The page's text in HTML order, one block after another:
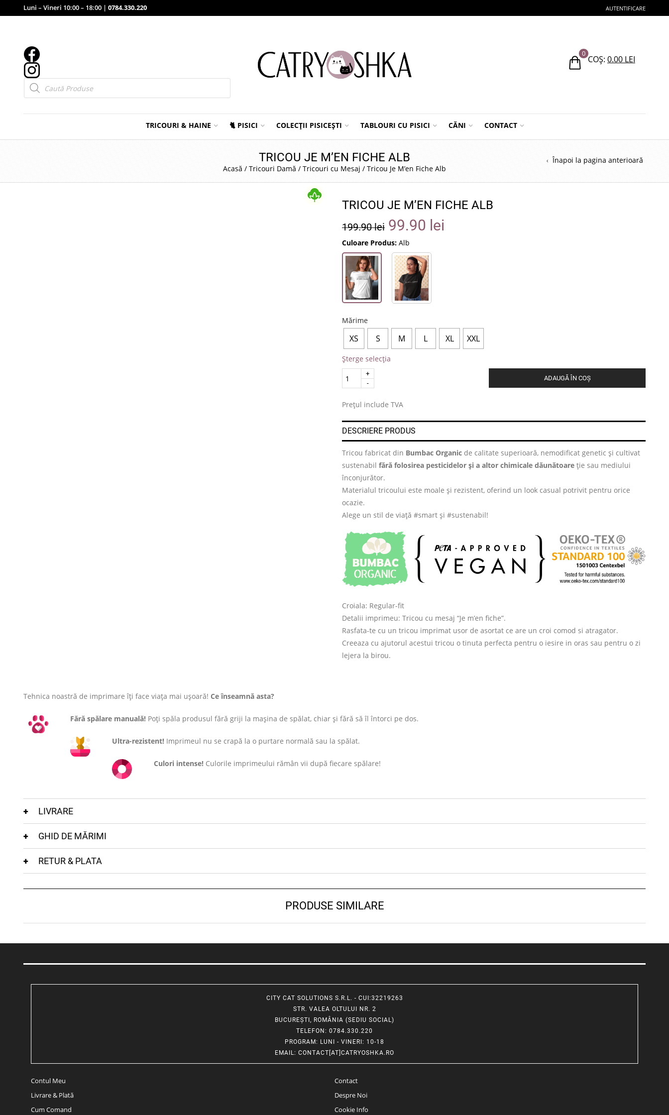
Luni – Vineri 10:00 – 18:00 | 0784.330.220 AUTENTIFICARE
Products
search
0
COȘ: 0.00 LEI
TRICOURI & HAINE 🐈 PISICI COLECȚII PISICEȘTI TABLOURI CU PISICI CĂNI CONTACT
TRICOU JE M’EN FICHE ALB
Acasă / Tricouri Damă / Tricouri cu Mesaj / Tricou Je M’en Fiche Alb
Înapoi la pagina anterioară
TRICOU JE M’EN FICHE ALB
199.90lei 99.90 lei
Culoare Produs: Alb
Mărime
XS S M L XL XXL
Șterge selecția
Quantity
ADAUGĂ ÎN COȘ
Prețul include TVA
DESCRIERE PRODUS
Tricou fabricat din Bumbac Organic de calitate superioară, nemodificat genetic și cultivat
sustenabil fără folosirea pesticidelor și a altor chimicale dăunătoare ție sau mediului
înconjurător.
Materialul tricoului este moale și rezistent, oferind un look casual potrivit pentru orice
ocazie.
Alege un stil de viață #smart și #sustenabil!
Croiala: Regular-fit
Detalii imprimeu: Tricou cu mesaj “Je m’en fiche”.
Rasfata-te cu un tricou imprimat usor de asortat ce are un croi comod si atragator.
Creeaza cu ajutorul acestui tricou o tinuta perfecta pentru o iesire in oras sau pentru o zi
lejera la birou.
Tehnica noastră de imprimare îți face viața mai ușoară! Ce înseamnă asta?
Fără spălare manuală! Poți spăla produsul fără griji la mașina de spălat, chiar și fără să îl întorci pe dos.
Ultra-rezistent! Imprimeul nu se crapă la o purtare normală sau la spălat.
Culori intense! Culorile imprimeului rămân vii după fiecare spălare!
LIVRARE
GHID DE MĂRIMI
RETUR & PLATA
PRODUSE SIMILARE
CITY CAT SOLUTIONS S.R.L. - CUI:32219263
STR. VALEA OLTULUI NR. 2
BUCUREȘTI, ROMÂNIA (SEDIU SOCIAL)
TELEFON: 0784.330.220
PROGRAM: LUNI - VINERI: 10-18
EMAIL: CONTACT[AT]CATRYOSHKA.RO
Contul Meu
Livrare & Plată
Cum Comand
Contact
Despre Noi
Cookie Info